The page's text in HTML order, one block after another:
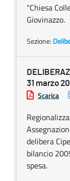
"Chiesa
Giovinazzo.
Sezione:
31 marzo
Scarica
delibera
bilancio
spesa.